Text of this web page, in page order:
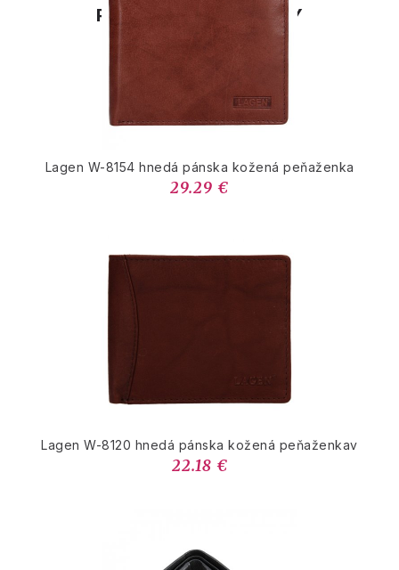
PODOBNÉ PRODUKTY
Lagen W-8154 hnedá pánska kožená peňaženka
29.29 €
Lagen W-8120 hnedá pánska kožená peňaženkav
22.18 €